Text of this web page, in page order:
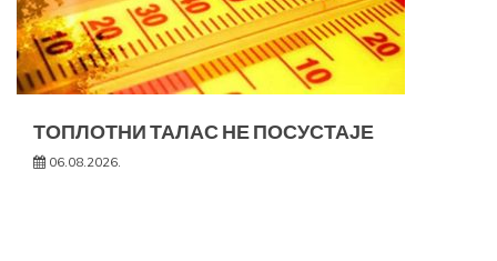
ТОПЛОТНИ ТАЛАС НЕ ПОСУСТАЈЕ
06.08.2026.